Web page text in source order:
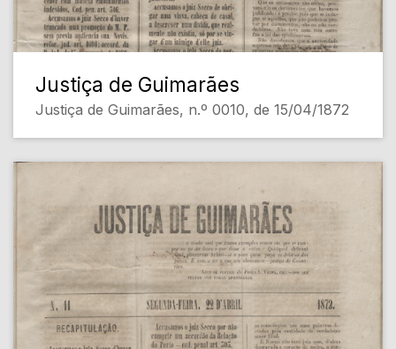
Justiça de Guimarães
Justiça de Guimarães, n.º 0010, de 15/04/1872